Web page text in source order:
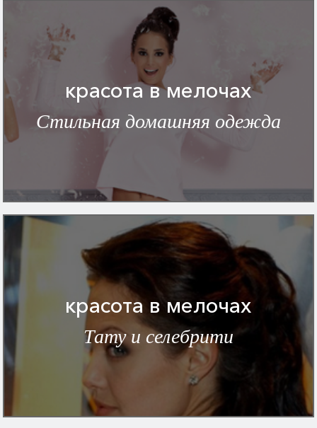
красота в мелочах
Стильная домашняя одежда
красота в мелочах
Тату и селебрити